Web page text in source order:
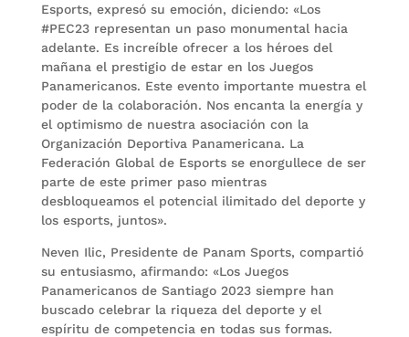
Esports, expresó su emoción, diciendo: «Los
#PEC23 representan un paso monumental hacia
adelante. Es increíble ofrecer a los héroes del
mañana el prestigio de estar en los Juegos
Panamericanos. Este evento importante muestra el
poder de la colaboración. Nos encanta la energía y
el optimismo de nuestra asociación con la
Organización Deportiva Panamericana. La
Federación Global de Esports se enorgullece de ser
parte de este primer paso mientras
desbloqueamos el potencial ilimitado del deporte y
los esports, juntos».
Neven Ilic, Presidente de Panam Sports, compartió
su entusiasmo, afirmando: «Los Juegos
Panamericanos de Santiago 2023 siempre han
buscado celebrar la riqueza del deporte y el
espíritu de competencia en todas sus formas.